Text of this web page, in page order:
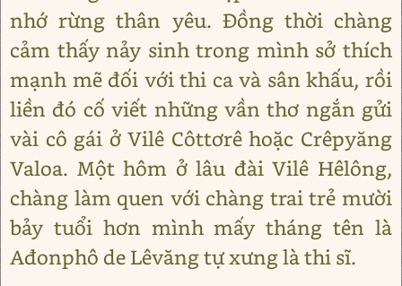
nhớ rừng thân yêu. Đồng thời chàng
cảm thấy nảy sinh trong mình sở thích
mạnh mẽ đối với thi ca và sân khấu, rồi
liền đó cố viết những vần thơ ngắn gửi
vài cô gái ở Vilê Côttơrê hoặc Crêpyăng
Valoa. Một hôm ở lâu đài Vilê Hêlông,
chàng làm quen với chàng trai trẻ mười
bảy tuổi hơn mình mấy tháng tên là
Ađonphô de Lêvăng tự xưng là thi sĩ.